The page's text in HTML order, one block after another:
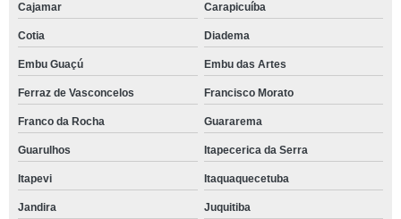
Cajamar Carapicuíba
Cotia Diadema
Embu Guaçú Embu das Artes
Ferraz de Vasconcelos Francisco Morato
Franco da Rocha Guararema
Guarulhos Itapecerica da Serra
Itapevi Itaquaquecetuba
Jandira Juquitiba